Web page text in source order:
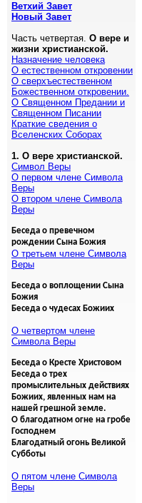
Ветхий Завет
Новый Завет
Часть четвертая. О вере и
жизни христианской.
Назначение человека
О естественном откровении
О сверхъестественном
Божественном откровении.
О Священном Предании и
Священном Писании
Краткие сведения о
Вселенских Соборах
1. О вере христианской.
Символ Веры
О первом члене Символа
Веры
О втором члене Символа
Веры
Беседа о превечном
рождении Сына Божия
О третьем члене Символа
Веры
Беседа о воплощении Сына
Божия
Беседа о чудесах Божиих
О четвертом члене
Символа Веры
Беседа о Кресте Христовом
Беседа о трех
промыслительных действиях
Божиих, явленных нам на
нашей грешной земле.
О благодатном огне на гробе
Господнем
Благодатный огонь Великой
Субботы
О пятом члене Символа
Веры